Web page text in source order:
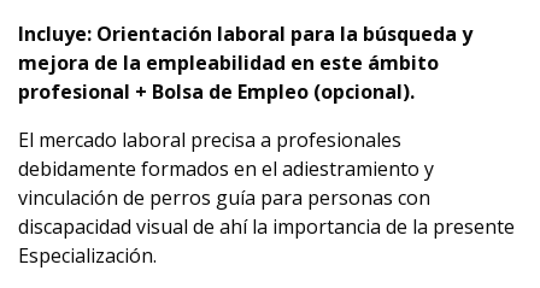
Incluye: Orientación laboral para la búsqueda y
mejora de la empleabilidad en este ámbito
profesional + Bolsa de Empleo (opcional).
El mercado laboral precisa a profesionales
debidamente formados en el adiestramiento y
vinculación de perros guía para personas con
discapacidad visual de ahí la importancia de la presente
Especialización.